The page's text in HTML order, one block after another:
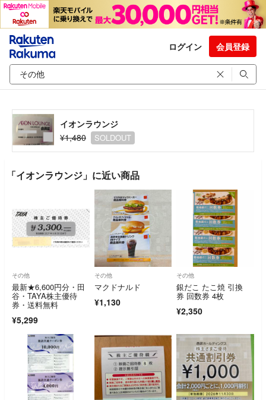
ログイン 会員登録
イオンラウンジ
¥1,480
SOLDOUT
「イオンラウンジ」に近い商品
その他
最新★6,600円分・田
谷・TAYA株主優待
券・送料無料
¥5,299
その他
マクドナルド
¥1,130
その他
銀だこ たこ焼 引換
券 回数券 4枚
¥2,350